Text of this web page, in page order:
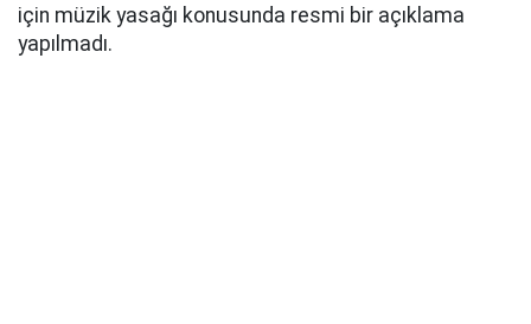
için müzik yasağı konusunda resmi bir açıklama
yapılmadı.